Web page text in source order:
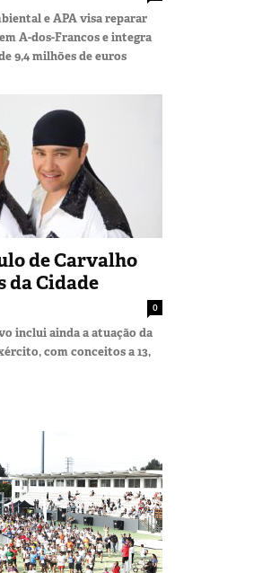
e APA visa reparar
A-dos-Francos e integra
9,4 milhões de euros
de Carvalho
da Cidade
0
inclui ainda a atuação da
com conceitos a 13,